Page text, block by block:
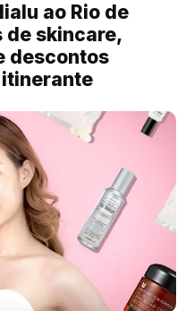
ao Rio de
de skincare,
descontos